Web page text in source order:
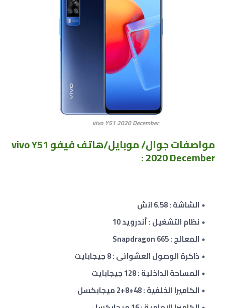
vivo Y51 2020 December
مواصفات جوال/ موبايل/هاتف فيفو vivo Y51
2020 December :
الشاشة : 6.58 انش
نظام التشغيل : أندرويد 10
المعالج : Snapdragon 665
ذاكرة الوصول العشوائى :8جيجابايت
المساحة الداخلية : 128 جيجابايت
الكاميرا الخلفية : 48+8+2
ميجابكسل